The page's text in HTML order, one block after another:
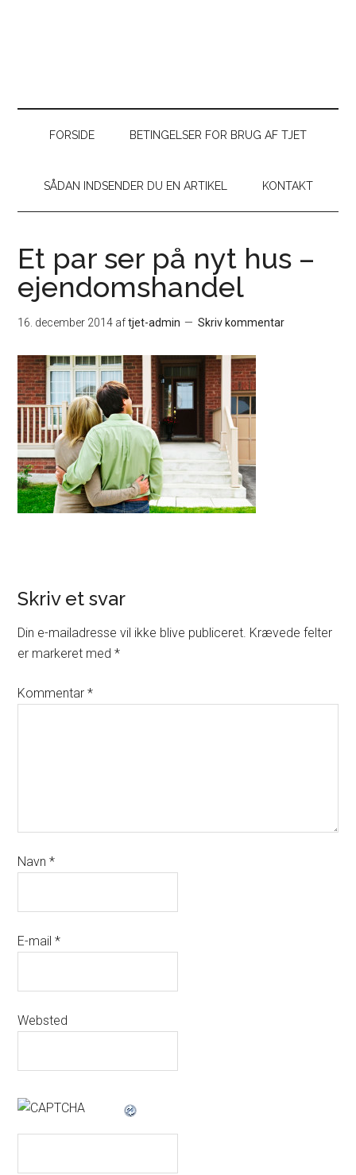
FORSIDE BETINGELSER FOR BRUG AF TJET
SÅDAN INDSENDER DU EN ARTIKEL KONTAKT
Et par ser på nyt hus –
ejendomshandel
16. december 2014 aftjet-admin Skriv kommentar
Skriv et svar
Din e-mailadresse vil ikke blive publiceret. Krævede felter
er markeret med*
Kommentar*
Navn*
E-mail*
Websted